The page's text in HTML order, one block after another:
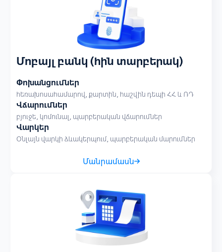
Մոբայլ բանկ (հին տարբերակ)
Փոխանցումներ
հեռախոսահամարով, քարտին, հաշվին դեպի ՀՀ և ՌԴ
Վճարումներ
բյուջե, կոմունալ, պարբերական վճարումներ
Վարկեր
Օնլայն վարկի ձևակերպում, պարբերական մարումներ
Մանրամասն